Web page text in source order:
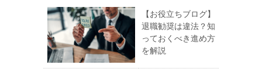
【お役立ちブログ】
退職勧奨は違法？知
っておくべき進め方
を解説